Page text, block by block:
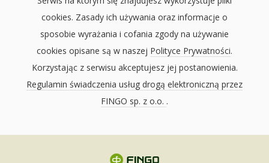
cookies. Zasady ich używania oraz informacje o
sposobie wyrażania i cofania zgody na używanie
cookies opisane są w naszej Polityce Prywatności.
Korzystając z serwisu akceptujesz jej postanowienia.
Regulamin świadczenia usług drogą elektroniczną przez
FINGO sp. z o.o. .